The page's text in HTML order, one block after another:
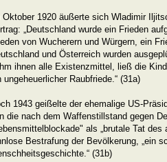
Oktober 1920 äußerte sich Wladimir
„Deutschland wurde ein Frieden
von Wucherern und Würgern, ein
und Österreich wurden
ihnen alle Existenzmittel, ließ die
ungeheuerlicher Raubfriede.“ (31a)
1943 geißelte der ehemalige US-
die nach dem Waffenstillstand gegen
als „brutale Tat des
Bestrafung der Bevölkerung, „ein
(31b)